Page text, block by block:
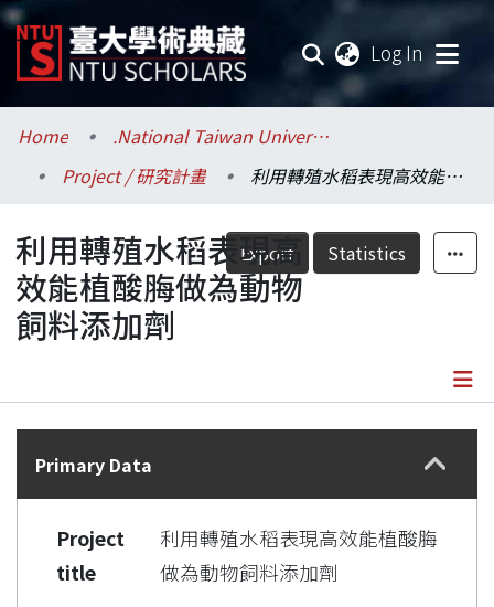
Log In
Communities & Collections
Research Outputs
Fundings & Projects
Researchers
Statistics
Home
.National Taiwan University / 國立臺灣大學
Project / 研究計畫
利用轉殖水稻表現高效能植酸脢做為動物飼料添加劑
Export Statistics
利用轉殖水稻表現高
效能植酸脢做為動物
飼料添加劑
Details
Primary Data
Project
title
利用轉殖水稻表現高效能植酸脢
做為動物飼料添加劑